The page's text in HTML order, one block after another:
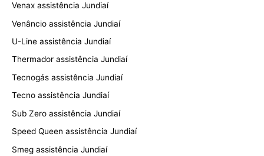
Venax assistência Jundiaí
Venâncio assistência Jundiaí
U-Line assistência Jundiaí
Thermador assistência Jundiaí
Tecnogás assistência Jundiaí
Tecno assistência Jundiaí
Sub Zero assistência Jundiaí
Speed Queen assistência Jundiaí
Smeg assistência Jundiaí